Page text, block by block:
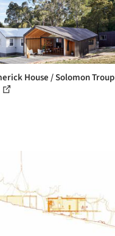
House / Solomon Troup